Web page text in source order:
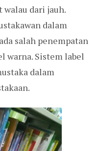
dari jauh.
dalam
salah penempatan
warna. Sistem label
dalam